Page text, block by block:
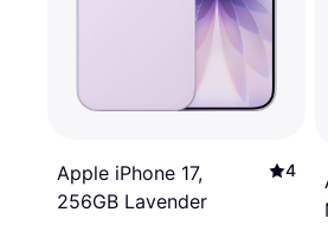
Apple iPhone 17,
256GB Lavender
4